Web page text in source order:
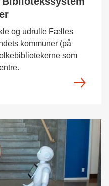
og udrulle Fælles
kommuner (på
som